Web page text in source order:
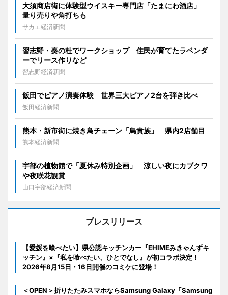
大須商店街に体験型ウイスキー専門店「たまにわ酒店」
量り売りや角打ちも
サカエ経済新聞
習志野・奏の杜でワークショップ 住民が育てたラベンダ
ーでリース作りなど
習志野経済新聞
飯田でピアノ演奏体験 世界三大ピアノ2台を弾き比べ
飯田経済新聞
熊本・新市街に焼き鳥チェーン「鳥貴族」 県内2店舗目
熊本経済新聞
宇部の植物館で「夏休み特別企画」 涼しい夜にカブクワ
や夜咲花観賞
山口宇部経済新聞
プレスリリース
【愛媛を喰べたい】県公認キッチンカー『EHIMEみきゃんずキ
ッチン』×『私を喰べたい、ひとでなし』が初コラボ決定！
2026年8月15日・16日開催のコミケに登場！
＜OPEN＞折りたたみスマホならSamsung Galaxy「Samsung